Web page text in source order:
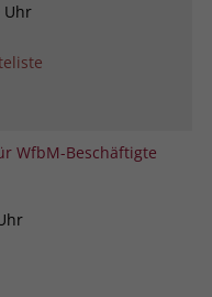
Uhr
WfbM-Beschäftigte